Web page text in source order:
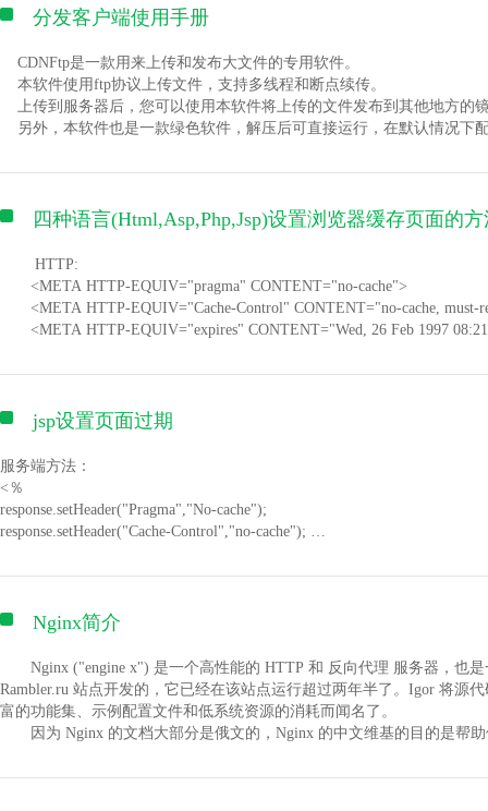
1.场景：场景是主图，可以设置几种不同的画面，场景处右键添加即可
2.来源：图层的意思，是展现给观众画面的来源，来源处右键添加即可
3).图片源：有自己的Logo或者台标。
5).文字来源：写一些给观众看的话或提示或广告。
6).视频捕捉设备：摄像图、采集卡等采集外设画面接入口。
7).游戏源：全屏游戏必须用游戏源来直播，否则观众看是黑屏。无边
3.设定：直播程序设置。
5.编辑场景：手动调节直播画面，如文字、图片位置调整或伸缩等功
成功登陆FTP后，在FTP的最左下端可清晰的看到账户上所使用的空间
2. 本地站点。 本地站点所列出的文件都是本机上所存在的文件，选中
(图示:1)
图2所示,若此时列表中没有文件,说明文件已全部同步,没有可用于同步
可写入同步按钮旁边的编辑框中,以方便后续的查询。
2.同步状态查询：
分发客户端使用手册
CDNFtp是一款用来上传和发布大文件的专用软件。
本软件使用ftp协议上传文件，支持多线程和断点续传。
上传到服务器后，您可以使用本软件将上传的文件发布到其他地方的
另外，本软件也是一款绿色软件，解压后可直接运行，在默认情况下
上传文件
第二步：运行CDNFtp软件，点击菜单"文件"->"站点管理器"，如下图
四种语言(Html,Asp,Php,Jsp)设置浏览器缓存页面的
HTTP:
<META HTTP-EQUIV="pragma" CONTENT="no-cache">
<META HTTP-EQUIV="Cache-Control" CONTENT="no-cache, must-
<META HTTP-EQUIV="expires" CONTENT="Wed, 26 Feb 1997
ASP
response.addHeader("pragma","no-cache")
PHP
header("Expires: Mon, 26 Jul 1997 05:00:00 GMT");
header("Cache-Control: no-cache, must-revalidate");
header("Pragma: no-cache");
jsp设置页面过期
服务端方法：
<％
response.setHeader("Pragma","No-cache");
response.setHeader("Cache-Control","no-cache");
％>
注意，一定要在登陆页面（或类似功能的页面使session无效）
客户端方法：
meta是用来在HTML文档中模拟HTTP协议的响应头报文。meta 标签用于
equiv。name属性主要用于描述网页，对应于content（网页内容），以
Nginx简介
Nginx ("engine x") 是一个高性能的 HTTP 和 反向代理 服务器，也是
Rambler.ru 站点开发的，它已经在该站点运行超过两年半了。Igor 将源
富的功能集、示例配置文件和低系统资源的消耗而闻名了。
因为 Nginx 的文档大部分是俄文的，Nginx 的中文维基的目的是帮助
Nginx 可以在大多数 Unix like OS 上编译运行，并有 Windows 移植版